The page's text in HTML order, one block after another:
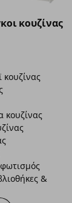
κουζίνας
κουζίνας
κουζίνας
&